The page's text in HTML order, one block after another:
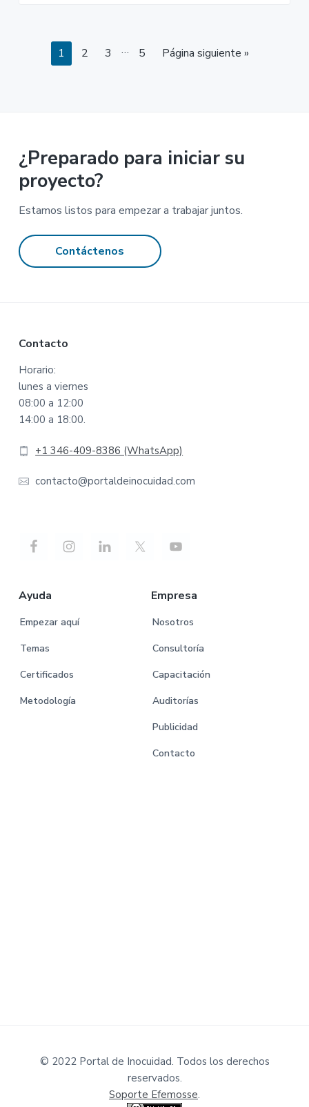
Página
1 Página
2 Página
3
Páginas
… Página
5 Página siguiente »
¿Preparado para iniciar su
proyecto?
Estamos listos para empezar a trabajar juntos.
Contáctenos
Footer
Contacto
Horario:
lunes a viernes
08:00 a 12:00
14:00 a 18:00.
+1 346-409-8386 (WhatsApp)
contacto@portaldeinocuidad.com
Ayuda
Empezar aquí
Temas
Certificados
Metodología
Empresa
Nosotros
Consultoría
Capacitación
Auditorías
Publicidad
Contacto
© 2022 Portal de Inocuidad. Todos los derechos
reservados.
Soporte Efemosse.